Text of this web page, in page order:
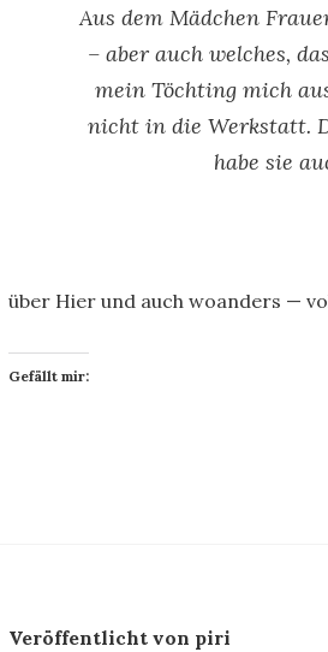
Aus dem Mädchen
– aber auch welches,
mein Töchting mich
nicht in die Werkstatt.
habe sie
über Hier und auch woanders —
Gefällt mir:
Veröffentlicht von piri